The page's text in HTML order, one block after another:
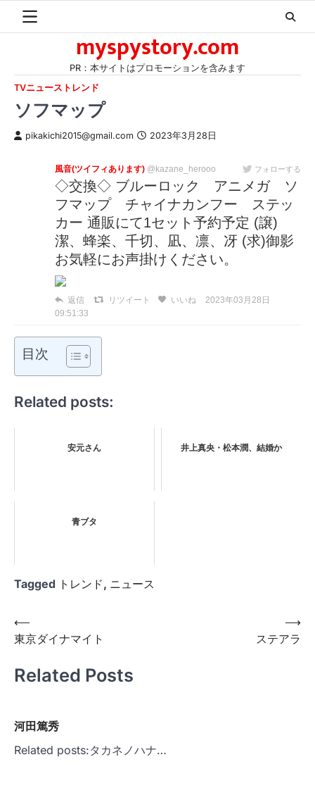
myspystory.com
PR：本サイトはプロモーションを含みます
TVニューストレンド
ソフマップ
pikakichi2015@gmail.com 2023年3月28日
風音(ツイフィあります) @kazane_herooo フォローする
◇交換◇ ブルーロック アニメガ ソ
フマップ チャイナカンフー ステッ
カー 通販にて1セット予約予定 (譲)
潔、蜂楽、千切、凪、凛、冴 (求)御影
お気軽にお声掛けください。
返信 リツイート いいね
2023年03月28日
09:51:33
目次
Related posts:
安元さん 井上真央・松本潤、結婚か
青ブタ
Tagged トレンド, ニュース
投
稿
ナ
ー
シ
⟵
東京ダイナマイト
ステアラ
⟶
Related Posts
河田篤秀
Related posts:タカネノハナ…